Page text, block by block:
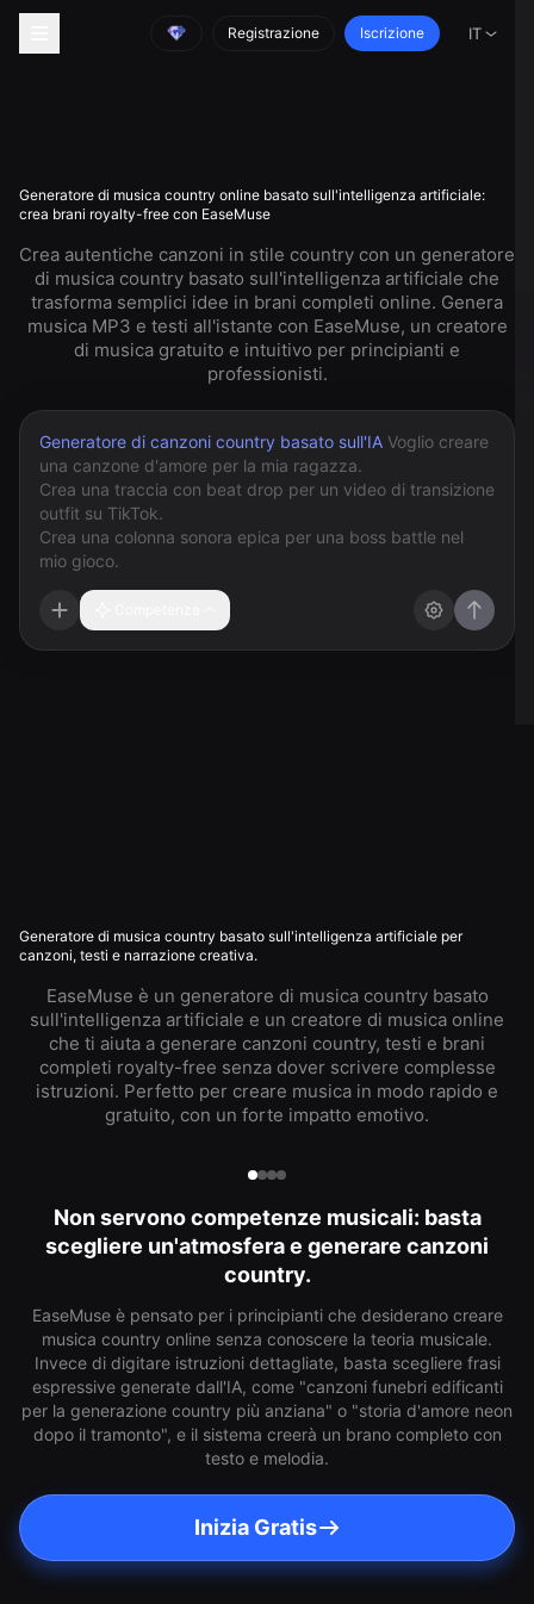
Registrazione Iscrizione IT
Generatore di musica country online basato sull'intelligenza artificiale:
crea brani royalty-free con EaseMuse
Crea autentiche canzoni in stile country con un generatore
di musica country basato sull'intelligenza artificiale che
trasforma semplici idee in brani completi online. Genera
musica MP3 e testi all'istante con EaseMuse, un creatore
di musica gratuito e intuitivo per principianti e
professionisti.
Generatore di canzoni country basato sull'IA
Generatore di musica country basato sull'intelligenza artificiale per
canzoni, testi e narrazione creativa.
EaseMuse è un generatore di musica country basato
sull'intelligenza artificiale e un creatore di musica online
che ti aiuta a generare canzoni country, testi e brani
completi royalty-free senza dover scrivere complesse
istruzioni. Perfetto per creare musica in modo rapido e
gratuito, con un forte impatto emotivo.
Non servono competenze musicali: basta
scegliere un'atmosfera e generare canzoni
country.
EaseMuse è pensato per i principianti che desiderano creare
musica country online senza conoscere la teoria musicale.
Invece di digitare istruzioni dettagliate, basta scegliere frasi
espressive generate dall'IA, come "canzoni funebri edificanti
per la generazione country più anziana" o "storia d'amore neon
dopo il tramonto", e il sistema creerà un brano completo con
testo e melodia.
Inizia Gratis